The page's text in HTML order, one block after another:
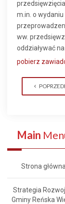
przedsięwzięcia
m.in. o
ww.
oddziaływać
pobierz
Main
Strona główna
Strategia
Gminy Reńska